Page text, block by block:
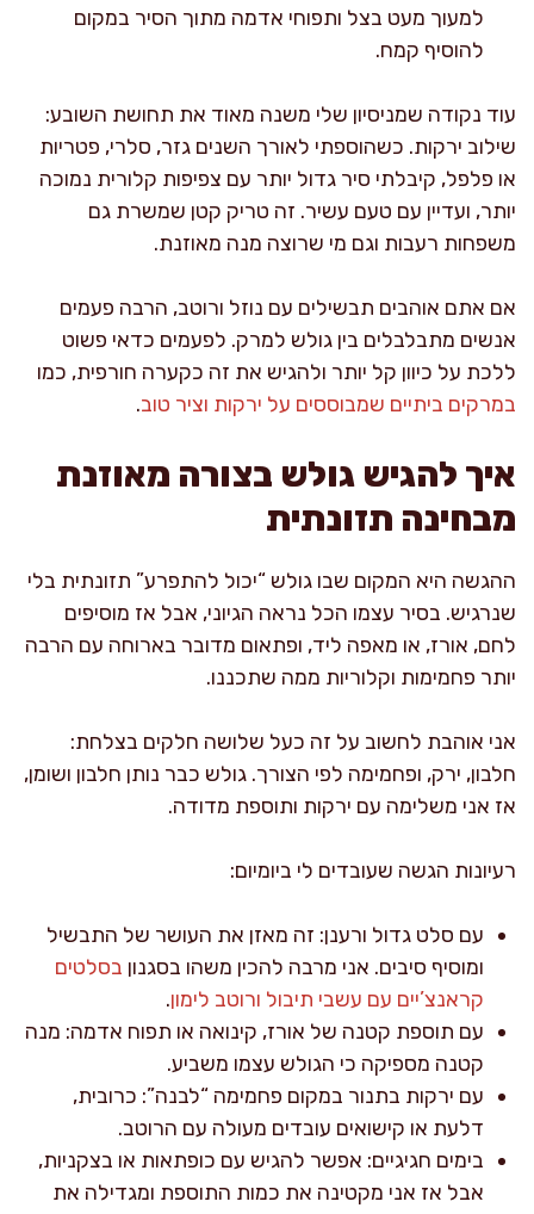
למעוך מעט בצל ותפוחי אדמה מתוך הסיר במקום
להוסיף קמח.
עוד נקודה שמניסיון שלי משנה מאוד את תחושת השובע:
שילוב ירקות. כשהוספתי לאורך השנים גזר, סלרי, פטריות
או פלפל, קיבלתי סיר גדול יותר עם צפיפות קלורית נמוכה
יותר, ועדיין עם טעם עשיר. זה טריק קטן שמשרת גם
משפחות רעבות וגם מי שרוצה מנה מאוזנת.
אם אתם אוהבים תבשילים עם נוזל ורוטב, הרבה פעמים
אנשים מתבלבלים בין גולש למרק. לפעמים כדאי פשוט
ללכת על כיוון קל יותר ולהגיש את זה כקערה חורפית, כמו
במרקים ביתיים שמבוססים על ירקות וציר טוב.
איך להגיש גולש בצורה מאוזנת
מבחינה תזונתית
ההגשה היא המקום שבו גולש “יכול להתפרע” תזונתית בלי
שנרגיש. בסיר עצמו הכל נראה הגיוני, אבל אז מוסיפים
לחם, אורז, או מאפה ליד, ופתאום מדובר בארוחה עם הרבה
יותר פחמימות וקלוריות ממה שתכננו.
אני אוהבת לחשוב על זה כעל שלושה חלקים בצלחת:
חלבון, ירק, ופחמימה לפי הצורך. גולש כבר נותן חלבון ושומן,
אז אני משלימה עם ירקות ותוספת מדודה.
רעיונות הגשה שעובדים לי ביומיום:
עם סלט גדול ורענן: זה מאזן את העושר של התבשיל
ומוסיף סיבים. אני מרבה להכין משהו בסגנון בסלטים
קראנצ’יים עם עשבי תיבול ורוטב לימון.
עם תוספת קטנה של אורז, קינואה או תפוח אדמה: מנה
קטנה מספיקה כי הגולש עצמו משביע.
עם ירקות בתנור במקום פחמימה “לבנה”: כרובית,
דלעת או קישואים עובדים מעולה עם הרוטב.
בימים חגיגיים: אפשר להגיש עם כופתאות או בצקניות,
אבל אז אני מקטינה את כמות התוספת ומגדילה את